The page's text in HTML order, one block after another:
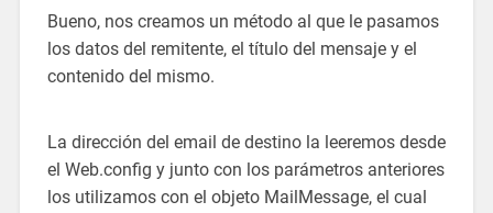
Bueno, nos creamos un método al que le pasamos
los datos del remitente, el título del mensaje y el
contenido del mismo.
La dirección del email de destino la leeremos desde
el Web.config y junto con los parámetros anteriores
los utilizamos con el objeto MailMessage, el cual